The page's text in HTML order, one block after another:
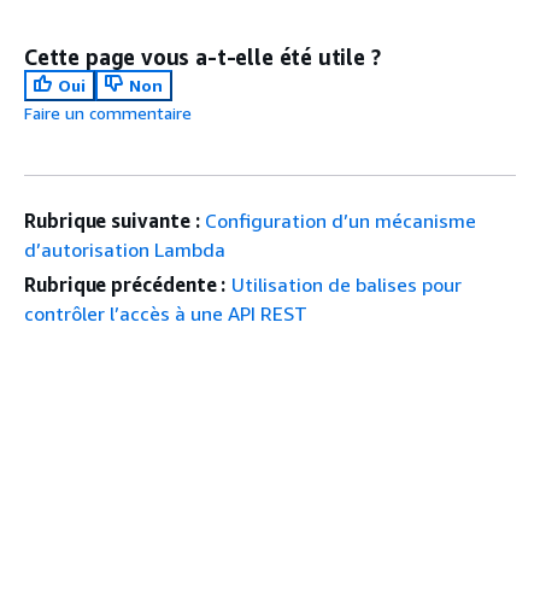
Cette page vous a-t-elle été utile ?
Oui
Non
Faire un commentaire
Rubrique suivante : Configuration d’un mécanisme
d’autorisation Lambda
Rubrique précédente : Utilisation de balises pour
contrôler l’accès à une API REST